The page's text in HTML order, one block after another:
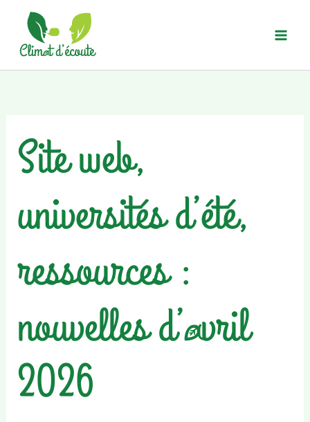
contenu
Site web,
universités d’été,
ressources :
nouvelles d’avril
2026